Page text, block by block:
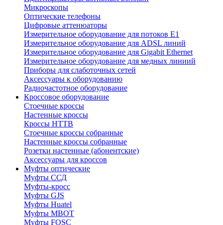
Микроскопы
Оптические телефоны
Цифровые аттенюаторы
Измерительное оборудование для потоков Е1
Измерительное оборудование для ADSL линий
Измерительное оборудование для Gigabit Ethernet
Измерительное оборудование для медных линиий
Приборы для слаботочных сетей
Аксессуары к оборудованию
Радиочастотное оборудование
Кроссовое оборудование
Стоечные кроссы
Настенные кроссы
Кроссы HTTB
Стоечные кроссы собранные
Настенные кроссы собранные
Розетки настенные (абонентские)
Аксессуары для кроссов
Муфты оптические
Муфты ССД
Муфты-кросс
Муфты GJS
Муфты Huatel
Муфты МВОТ
Муфты FOSC